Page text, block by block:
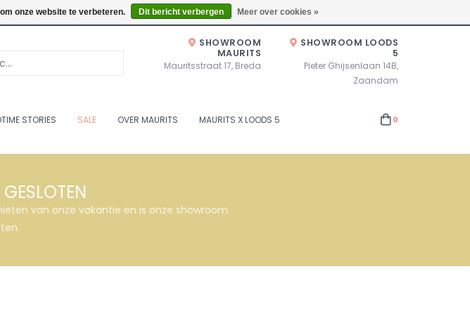
Openingstijden: Vrijdag & Zaterdag 10.00u - 17.00u of op afspraak!
SHOWROOM
MAURITS
Mauritsstraat 17, Breda
SHOWROOM LOODS
5
Pieter Ghijsenlaan 14B,
Zaandam
STORIES SALE OVER MAURITS MAURITS X LOODS 5 0
van onze vakantie en is onze showroom
onze website te verbeteren. Dit bericht verbergen Meer over cookies »